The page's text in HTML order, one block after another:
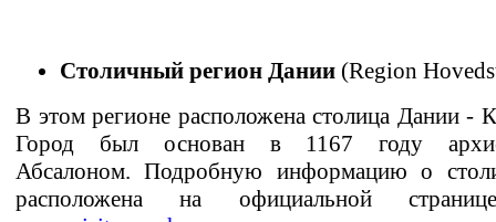
Столичный регион Дании (Region
В этом регионе расположена столица Дании -
Город был основан в 1167 году
Абсалоном. Подробную информацию о
расположена на официальной